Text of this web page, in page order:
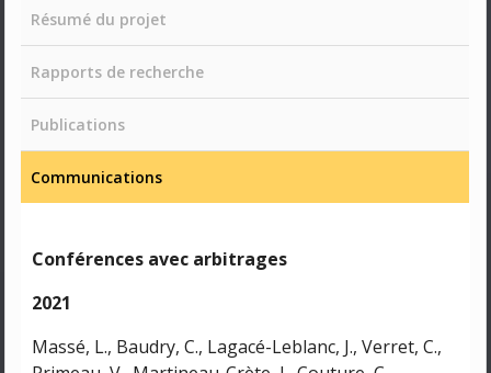
Résumé du projet
Rapports de recherche
Publications
Communications
Conférences avec arbitrages
2021
Massé, L., Baudry, C., Lagacé-Leblanc, J., Verret, C.,